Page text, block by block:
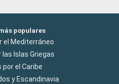
populares
el Mediterráneo
Islas Griegas
por el Caribe
y Escandinavia